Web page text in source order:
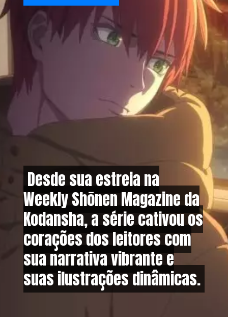
Desde sua estreia na
Weekly Shōnen Magazine da
Kodansha, a série cativou os
corações dos leitores com
sua narrativa vibrante e
suas ilustrações dinâmicas.
Desde sua estreia na
Weekly Shōnen Magazine da
Kodansha, a série cativou os
corações dos leitores com
sua narrativa vibrante e
suas ilustrações dinâmicas.